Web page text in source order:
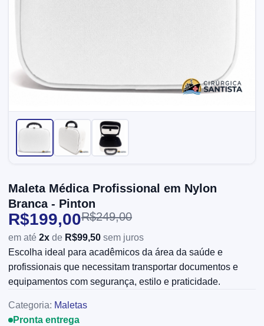
Maleta Médica Profissional em Nylon
Branca - Pinton
R$199,00R$249,00
em até 2x de R$99,50 sem juros
Escolha ideal para acadêmicos da área da saúde e
profissionais que necessitam transportar documentos e
equipamentos com segurança, estilo e praticidade.
Categoria: Maletas
Pronta entrega